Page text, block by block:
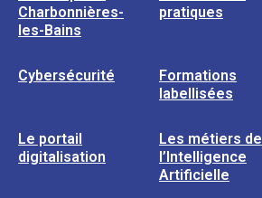
Charbonnières-
les-Bains
pratiques
Cybersécurité
Formations
labellisées
Le portail
digitalisation
Les métiers de
l’Intelligence
Artificielle